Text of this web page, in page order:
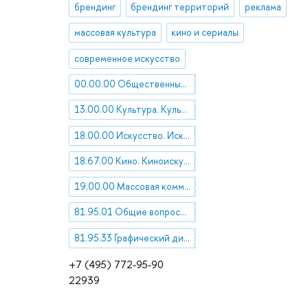
+7 (495) 772-95-90
22939
брендинг брендинг территорий реклама
массовая культура кино и сериалы
современное искусство
00.00.00 Общественные науки в целом
13.00.00 Культура. Культурология
18.00.00 Искусство. Искусствоведение
18.67.00 Кино. Киноискусство
19.00.00 Массовая коммуникация. Журналистика. Средства массовой информации
81.95.01 Общие вопросы технической эстетики, художественного конструирования, дизайна
81.95.33 Графический дизайн